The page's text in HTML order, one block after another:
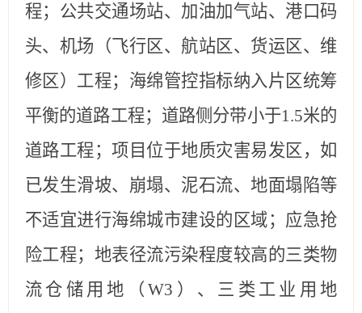
程；公共交通场站、加油加气站、港口码
头、机场（飞行区、航站区、货运区、维
修区）工程；海绵管控指标纳入片区统筹
平衡的道路工程；道路侧分带小于1.5米的
道路工程；项目位于地质灾害易发区，如
已发生滑坡、崩塌、泥石流、地面塌陷等
不适宜进行海绵城市建设的区域；应急抢
险工程；地表径流污染程度较高的三类物
流仓储用地（W3）、三类工业用地